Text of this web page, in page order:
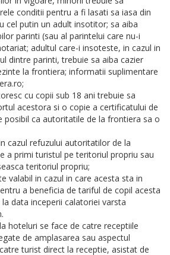
conditii pentru a fi lasati sa iasa din
cel putin un adult insotitor; sa aiba
parinti (sau al parintelui care nu-i
adultul care-i insoteste, in cazul in
dintre parinti, trebuie sa aiba cazier
la frontiera; informatii suplimentare
cu copii sub 18 ani trebuie sa
acestora si o copie a certificatului de
posibil ca autoritatile de la frontiera sa o
cazul refuzului autoritatilor de la
a primi turistul pe teritoriul propriu sau
teritoriul propriu;
valabil in cazul in care acesta sta in
a beneficia de tariful de copil acesta
data inceperii calatoriei varsta
hoteluri se face de catre receptiile
de amplasarea sau aspectul
turist direct la receptie, asistat de